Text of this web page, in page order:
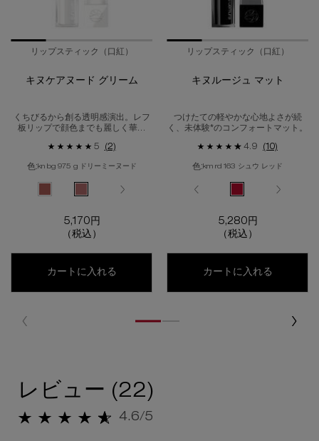
リップスティック（口紅）
キヌケアヌード グリーム
くちびるから創る透明感演出。レフ
板リップで顔色までも麗しく華や
5
(2)
色: kn bg 975 g ドリーミーヌード
KN BG 937 G ハニーシャイン のカラー キヌケアヌード グリーム、1/
KN BG 975 G ドリーミーヌード のカラー キヌケアヌード
選択済み
KN BR 744 G ヘーゼルグラス のカラー キヌケア
KN OR 574 G アーバンクリスタル のカ
5,170円
（税込）
カートに入れる キヌケアヌード グリーム
リップスティック（口紅）
キヌルージュ マット
つけたての軽やかな心地よさが続
く、未体験*のコンフォートマット。
4.9 (10)
色: km rd 163 シュウ レッド​
選択済み
商品バリエーションは在庫切れです, 【新色】KM BG
商品バリエーションは在庫切れです, 【新色】
選択済み
KM BR 781 のカラー キヌルージュ マ
商品バリエーションは在庫
KM RD 163 シュウ
選択済み
KM RD
5,280円
（税込）
カートに入れる
レビュー (22)
5星中4.6。 4.6/5